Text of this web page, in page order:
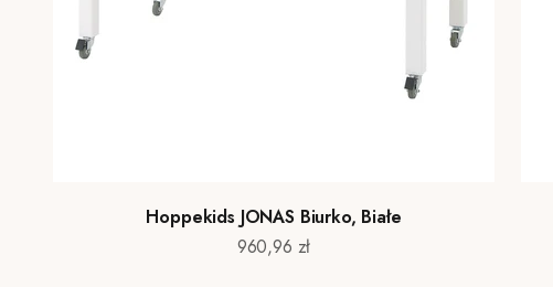
Hoppekids JONAS Biurko, Białe
Cena promocyjna
960,96 zł